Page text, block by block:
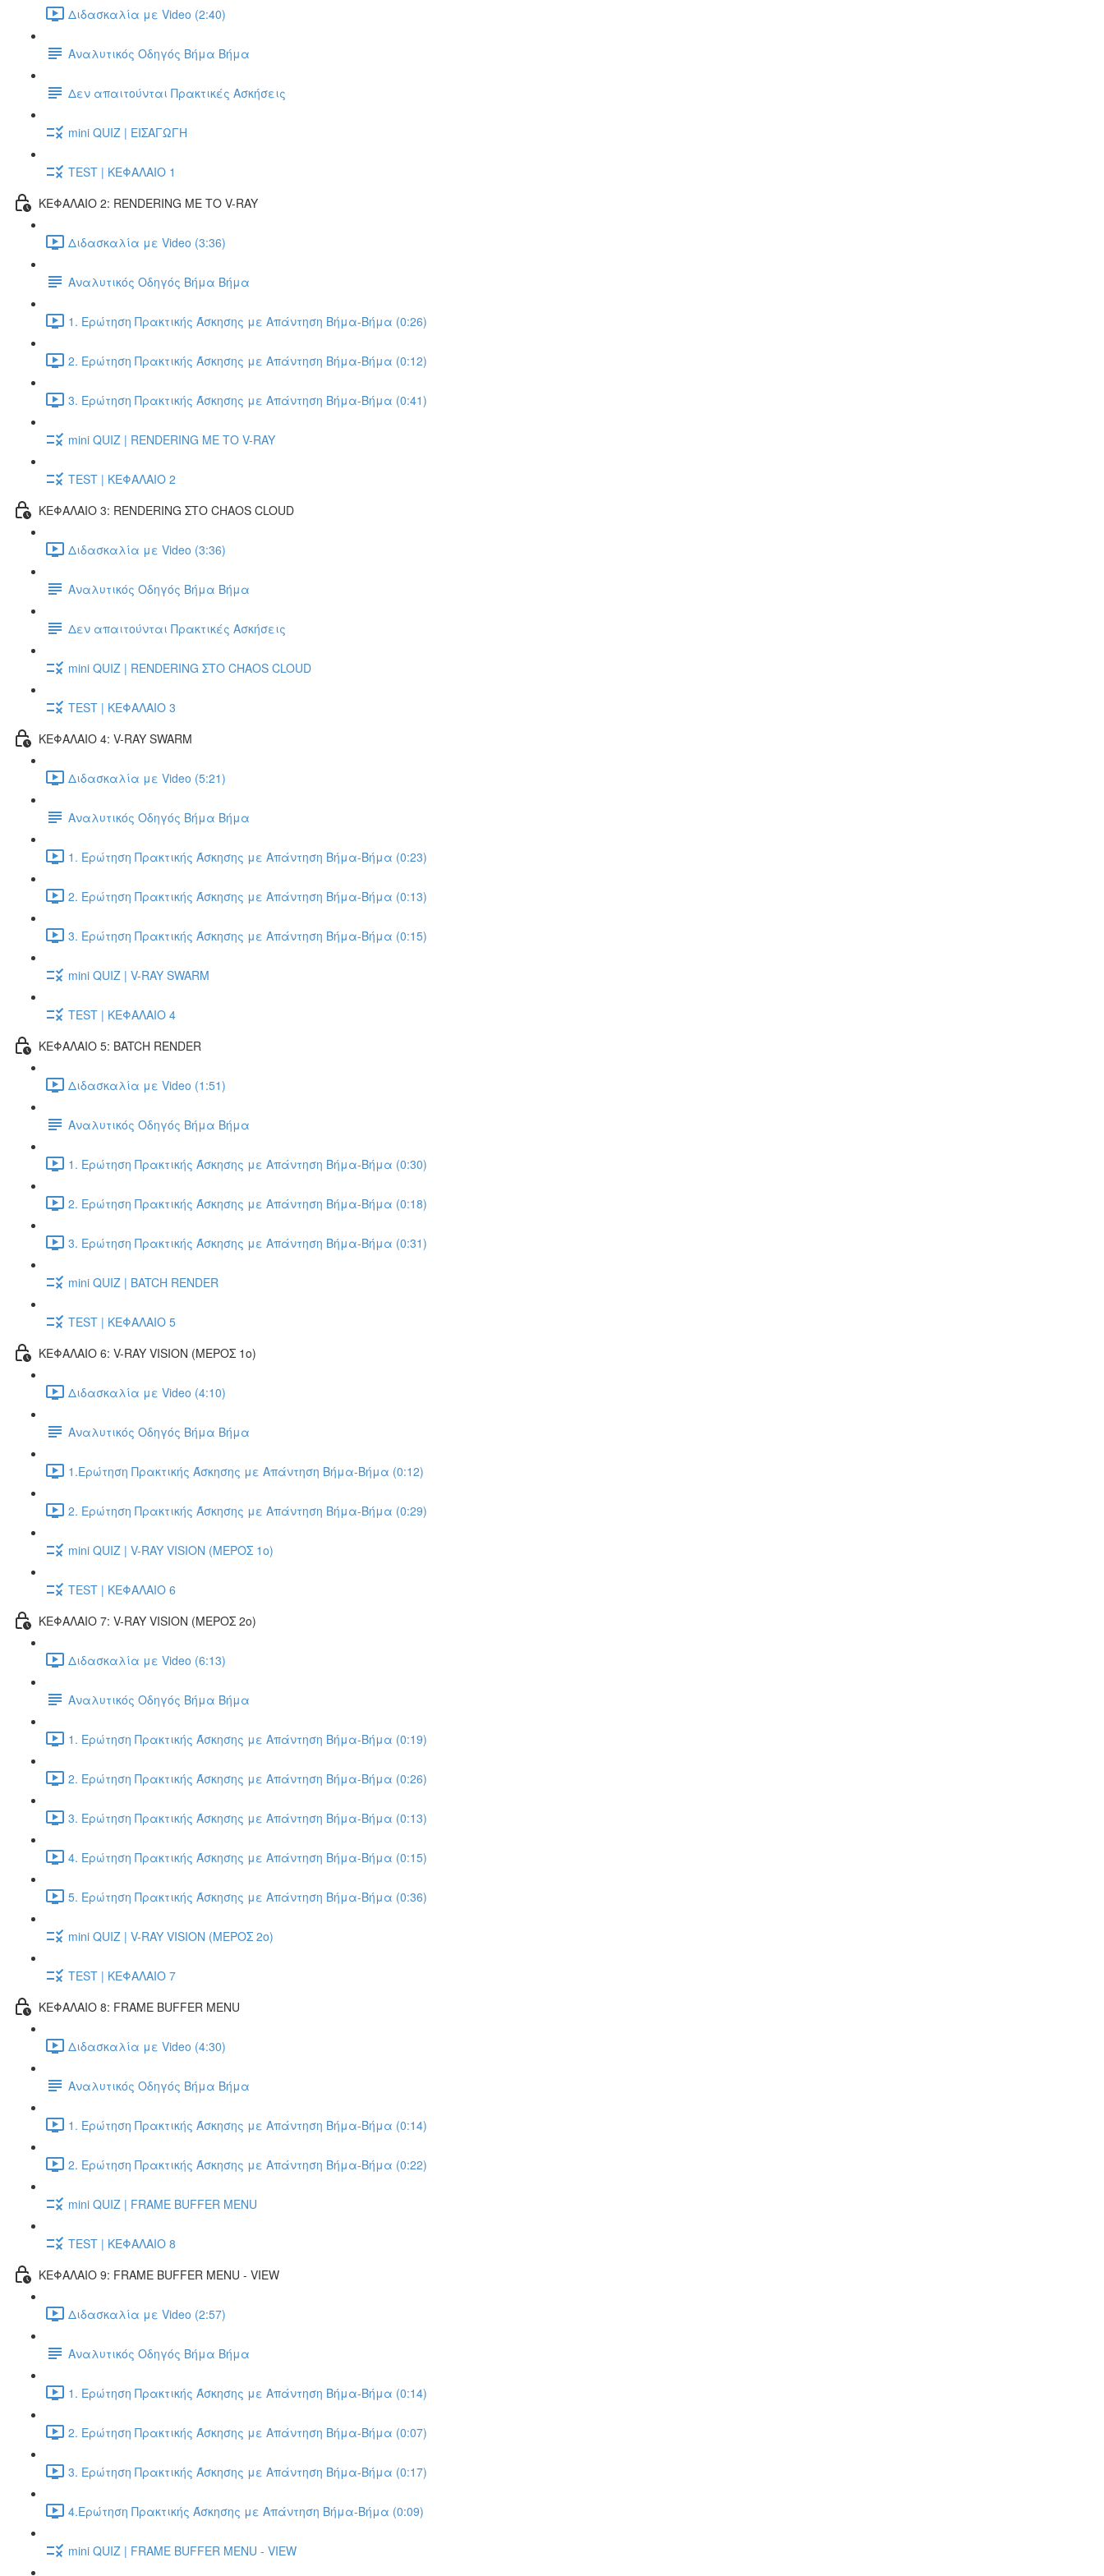
Διδασκαλία με Video (2:40)
Αναλυτικός Οδηγός Βήμα Βήμα
Δεν απαιτούνται Πρακτικές Ασκήσεις
mini QUIZ | ΕΙΣΑΓΩΓΗ
TEST | ΚΕΦΑΛΑΙΟ 1
ΚΕΦΑΛΑΙΟ 2: RENDERING ΜΕ ΤΟ V-RAY
Διδασκαλία με Video (3:36)
Αναλυτικός Οδηγός Βήμα Βήμα
1. Ερώτηση Πρακτικής Άσκησης με Απάντηση Βήμα-Βήμα (0:26)
2. Ερώτηση Πρακτικής Άσκησης με Απάντηση Βήμα-Βήμα (0:12)
3. Ερώτηση Πρακτικής Άσκησης με Απάντηση Βήμα-Βήμα (0:41)
mini QUIZ | RENDERING ΜΕ ΤΟ V-RAY
TEST | ΚΕΦΑΛΑΙΟ 2
ΚΕΦΑΛΑΙΟ 3: RENDERING ΣΤΟ CHAOS CLOUD
Διδασκαλία με Video (3:36)
Αναλυτικός Οδηγός Βήμα Βήμα
Δεν απαιτούνται Πρακτικές Ασκήσεις
mini QUIZ | RENDERING ΣΤΟ CHAOS CLOUD
TEST | ΚΕΦΑΛΑΙΟ 3
ΚΕΦΑΛΑΙΟ 4: V-RAY SWARM
Διδασκαλία με Video (5:21)
Αναλυτικός Οδηγός Βήμα Βήμα
1. Ερώτηση Πρακτικής Άσκησης με Απάντηση Βήμα-Βήμα (0:23)
2. Ερώτηση Πρακτικής Άσκησης με Απάντηση Βήμα-Βήμα (0:13)
3. Ερώτηση Πρακτικής Άσκησης με Απάντηση Βήμα-Βήμα (0:15)
mini QUIZ | V-RAY SWARM
TEST | ΚΕΦΑΛΑΙΟ 4
ΚΕΦΑΛΑΙΟ 5: BATCH RENDER
Διδασκαλία με Video (1:51)
Αναλυτικός Οδηγός Βήμα Βήμα
1. Ερώτηση Πρακτικής Άσκησης με Απάντηση Βήμα-Βήμα (0:30)
2. Ερώτηση Πρακτικής Άσκησης με Απάντηση Βήμα-Βήμα (0:18)
3. Ερώτηση Πρακτικής Άσκησης με Απάντηση Βήμα-Βήμα (0:31)
mini QUIZ | BATCH RENDER
TEST | ΚΕΦΑΛΑΙΟ 5
ΚΕΦΑΛΑΙΟ 6: V-RAY VISION (ΜΕΡΟΣ 1ο)
Διδασκαλία με Video (4:10)
Αναλυτικός Οδηγός Βήμα Βήμα
1.Ερώτηση Πρακτικής Άσκησης με Απάντηση Βήμα-Βήμα (0:12)
2. Ερώτηση Πρακτικής Άσκησης με Απάντηση Βήμα-Βήμα (0:29)
mini QUIZ | V-RAY VISION (ΜΕΡΟΣ 1ο)
TEST | ΚΕΦΑΛΑΙΟ 6
ΚΕΦΑΛΑΙΟ 7: V-RAY VISION (ΜΕΡΟΣ 2ο)
Διδασκαλία με Video (6:13)
Αναλυτικός Οδηγός Βήμα Βήμα
1. Ερώτηση Πρακτικής Άσκησης με Απάντηση Βήμα-Βήμα (0:19)
2. Ερώτηση Πρακτικής Άσκησης με Απάντηση Βήμα-Βήμα (0:26)
3. Ερώτηση Πρακτικής Άσκησης με Απάντηση Βήμα-Βήμα (0:13)
4. Ερώτηση Πρακτικής Άσκησης με Απάντηση Βήμα-Βήμα (0:15)
5. Ερώτηση Πρακτικής Άσκησης με Απάντηση Βήμα-Βήμα (0:36)
mini QUIZ | V-RAY VISION (ΜΕΡΟΣ 2ο)
TEST | ΚΕΦΑΛΑΙΟ 7
ΚΕΦΑΛΑΙΟ 8: FRAME BUFFER MENU
Διδασκαλία με Video (4:30)
Αναλυτικός Οδηγός Βήμα Βήμα
1. Ερώτηση Πρακτικής Άσκησης με Απάντηση Βήμα-Βήμα (0:14)
2. Ερώτηση Πρακτικής Άσκησης με Απάντηση Βήμα-Βήμα (0:22)
mini QUIZ | FRAME BUFFER MENU
TEST | ΚΕΦΑΛΑΙΟ 8
ΚΕΦΑΛΑΙΟ 9: FRAME BUFFER MENU - VIEW
Διδασκαλία με Video (2:57)
Αναλυτικός Οδηγός Βήμα Βήμα
1. Ερώτηση Πρακτικής Άσκησης με Απάντηση Βήμα-Βήμα (0:14)
2. Ερώτηση Πρακτικής Άσκησης με Απάντηση Βήμα-Βήμα (0:07)
3. Ερώτηση Πρακτικής Άσκησης με Απάντηση Βήμα-Βήμα (0:17)
4.Ερώτηση Πρακτικής Άσκησης με Απάντηση Βήμα-Βήμα (0:09)
mini QUIZ | FRAME BUFFER MENU - VIEW